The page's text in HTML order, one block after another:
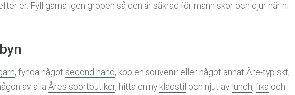
er. Fyll gärna igen gropen så den är säkrad för människor och djur när ni
, fynda något second hand, köp en souvenir eller något annat Åre-typiskt,
av alla Åres sportbutiker, hitta en ny klädstil och njut av lunch, fika och